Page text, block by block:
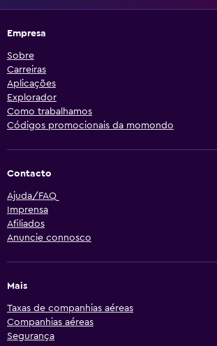
Empresa
Sobre
Carreiras
Aplicações
Explorador
Como trabalhamos
Códigos promocionais da momondo
Contacto
Ajuda/FAQ
Imprensa
Afiliados
Anuncie connosco
Mais
Taxas de companhias aéreas
Companhias aéreas
Segurança